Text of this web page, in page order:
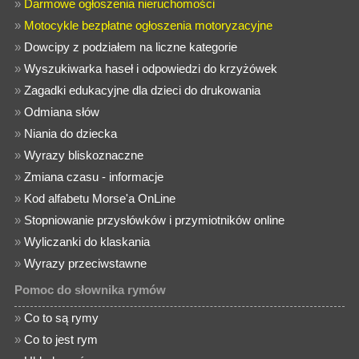
» Darmowe ogłoszenia nieruchomości
» Motocykle bezpłatne ogłoszenia motoryzacyjne
» Dowcipy z podziałem na liczne kategorie
»Wyszukiwarka haseł i odpowiedzi do krzyżówek
»Zagadki edukacyjne dla dzieci do drukowania
»Odmiana słów
» Niania do dziecka
»Wyrazy bliskoznaczne
»Zmiana czasu - informacje
» Kod alfabetu Morse'a OnLine
» Stopniowanie przysłówków i przymiotników online
»Wyliczanki do klaskania
»Wyrazy przeciwstawne
Pomoc do słownika rymów
»Co to są rymy
»Co to jest rym